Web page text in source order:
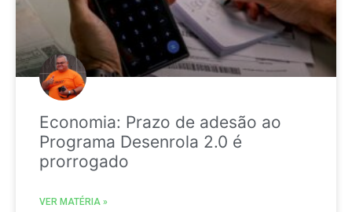
Economia: Prazo de adesão ao
Programa Desenrola 2.0 é
prorrogado
VER MATÉRIA »